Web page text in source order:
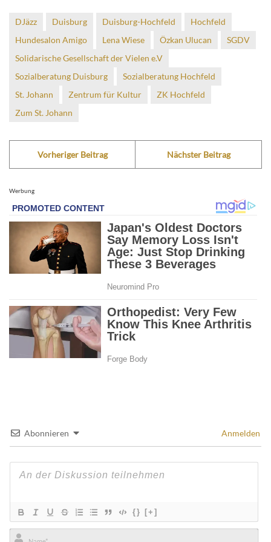
DJäzz Duisburg Duisburg-Hochfeld
Hochfeld
Hundesalon Amigo
Lena Wiese Özkan Ulucan
SGDV
Solidarische Gesellschaft der Vielen e.V
Sozialberatung Duisburg
Sozialberatung Hochfeld
St. Johann
Zentrum für Kultur
ZK Hochfeld
Zum St. Johann
Vorheriger Beitrag Nächster Beitrag
Werbung
Abonnieren Anmelden
{} [+]